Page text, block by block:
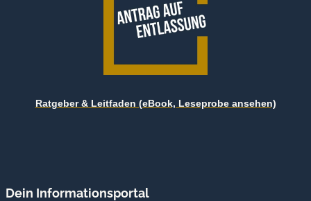
Ratgeber & Leitfaden (eBook, Leseprobe ansehen)
Dein Informationsportal